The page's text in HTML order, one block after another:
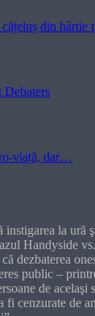
din hârtie
Debaters
viață, dar…
instigarea la ură
Handyside
dezbaterea
public –
de acelaşi
fi cenzurate de